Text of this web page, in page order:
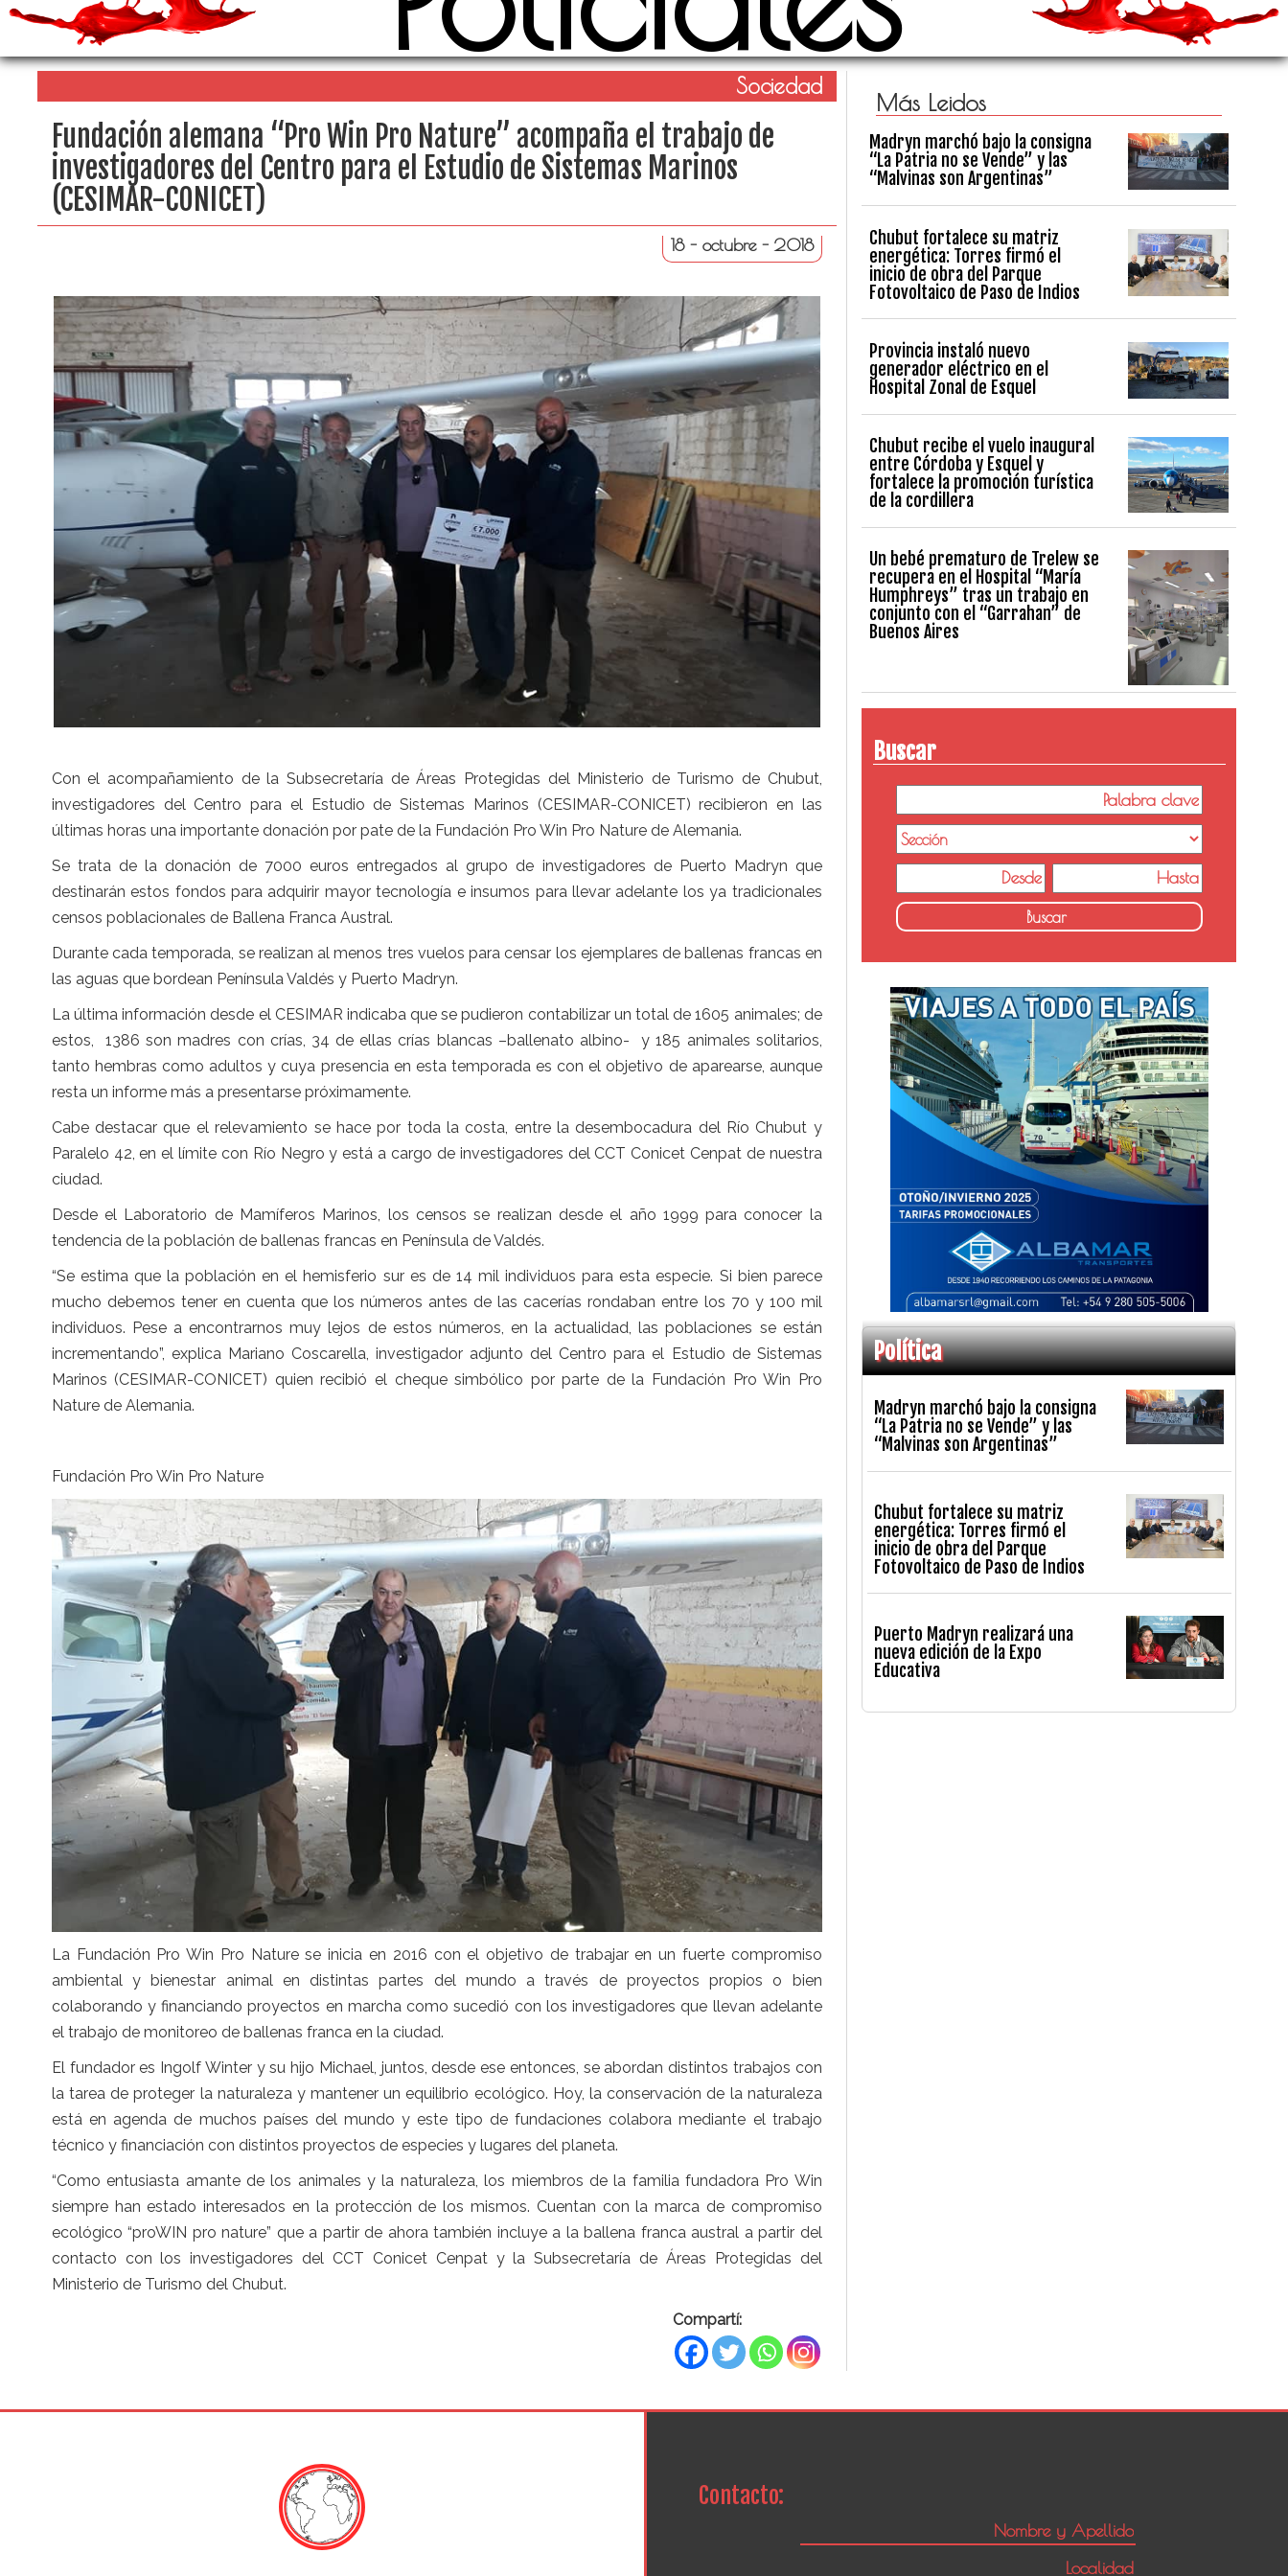
Sociedad
Fundación alemana “Pro Win Pro Nature” acompaña el trabajo de
investigadores del Centro para el Estudio de Sistemas Marinos
(CESIMAR-CONICET)
18 - octubre - 2018
Con el acompañamiento de la Subsecretaría de Áreas Protegidas del Ministerio de Turismo de Chubut,
investigadores del Centro para el Estudio de Sistemas Marinos (CESIMAR-CONICET) recibieron en las
últimas horas una importante donación por pate de la Fundación Pro Win Pro Nature de Alemania.
Se trata de la donación de 7000 euros entregados al grupo de investigadores de Puerto Madryn que
destinarán estos fondos para adquirir mayor tecnología e insumos para llevar adelante los ya tradicionales
censos poblacionales de Ballena Franca Austral.
Durante cada temporada, se realizan al menos tres vuelos para censar los ejemplares de ballenas francas en
las aguas que bordean Península Valdés y Puerto Madryn.
La última información desde el CESIMAR indicaba que se pudieron contabilizar un total de 1605 animales; de
estos, 1386 son madres con crías, 34 de ellas crías blancas –ballenato albino- y 185 animales solitarios,
tanto hembras como adultos y cuya presencia en esta temporada es con el objetivo de aparearse, aunque
resta un informe más a presentarse próximamente.
Cabe destacar que el relevamiento se hace por toda la costa, entre la desembocadura del Río Chubut y
Paralelo 42, en el límite con Río Negro y está a cargo de investigadores del CCT Conicet Cenpat de nuestra
ciudad.
Desde el Laboratorio de Mamíferos Marinos, los censos se realizan desde el año 1999 para conocer la
tendencia de la población de ballenas francas en Península de Valdés.
“Se estima que la población en el hemisferio sur es de 14 mil individuos para esta especie. Si bien parece
mucho debemos tener en cuenta que los números antes de las cacerías rondaban entre los 70 y 100 mil
individuos. Pese a encontrarnos muy lejos de estos números, en la actualidad, las poblaciones se están
incrementando”, explica Mariano Coscarella, investigador adjunto del Centro para el Estudio de Sistemas
Marinos (CESIMAR-CONICET) quien recibió el cheque simbólico por parte de la Fundación Pro Win Pro
Nature de Alemania.
Fundación Pro Win Pro Nature
La Fundación Pro Win Pro Nature se inicia en 2016 con el objetivo de trabajar en un fuerte compromiso
ambiental y bienestar animal en distintas partes del mundo a través de proyectos propios o bien
colaborando y financiando proyectos en marcha como sucedió con los investigadores que llevan adelante
el trabajo de monitoreo de ballenas franca en la ciudad.
El fundador es Ingolf Winter y su hijo Michael, juntos, desde ese entonces, se abordan distintos trabajos con
la tarea de proteger la naturaleza y mantener un equilibrio ecológico. Hoy, la conservación de la naturaleza
está en agenda de muchos países del mundo y este tipo de fundaciones colabora mediante el trabajo
técnico y financiación con distintos proyectos de especies y lugares del planeta.
“Como entusiasta amante de los animales y la naturaleza, los miembros de la familia fundadora Pro Win
siempre han estado interesados ​​en la protección de los mismos. Cuentan con la marca de compromiso
ecológico “proWIN pro nature” que a partir de ahora también incluye a la ballena franca austral a partir del
contacto con los investigadores del CCT Conicet Cenpat y la Subsecretaría de Áreas Protegidas del
Ministerio de Turismo del Chubut.
Compartí:
Más Leidos
Madryn marchó bajo la consigna
“La Patria no se Vende” y las
“Malvinas son Argentinas”
Chubut fortalece su matriz
energética: Torres firmó el
inicio de obra del Parque
Fotovoltaico de Paso de Indios
Provincia instaló nuevo
generador eléctrico en el
Hospital Zonal de Esquel
Chubut recibe el vuelo inaugural
entre Córdoba y Esquel y
fortalece la promoción turística
de la cordillera
Un bebé prematuro de Trelew se
recupera en el Hospital “María
Humphreys” tras un trabajo en
conjunto con el “Garrahan” de
Buenos Aires
Buscar
Política
Madryn marchó bajo la consigna
“La Patria no se Vende” y las
“Malvinas son Argentinas”
Chubut fortalece su matriz
energética: Torres firmó el
inicio de obra del Parque
Fotovoltaico de Paso de Indios
Puerto Madryn realizará una
nueva edición de la Expo
Educativa
Contacto: